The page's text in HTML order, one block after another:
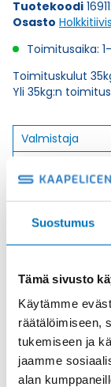
Suostumus
Tämä sivusto
Käytämme
räätälöimiseen,
tukemiseen ja
jaamme
alan
1,5
määrä
Tuotekoodi
Osasto
Toimitusaika:
Toimituskulut
Yli 35kg:n
Valmistaja
Tuotenimi/Malli
Etim 7
Kierre
Ulkokierre Ag
Normen
Min [C]